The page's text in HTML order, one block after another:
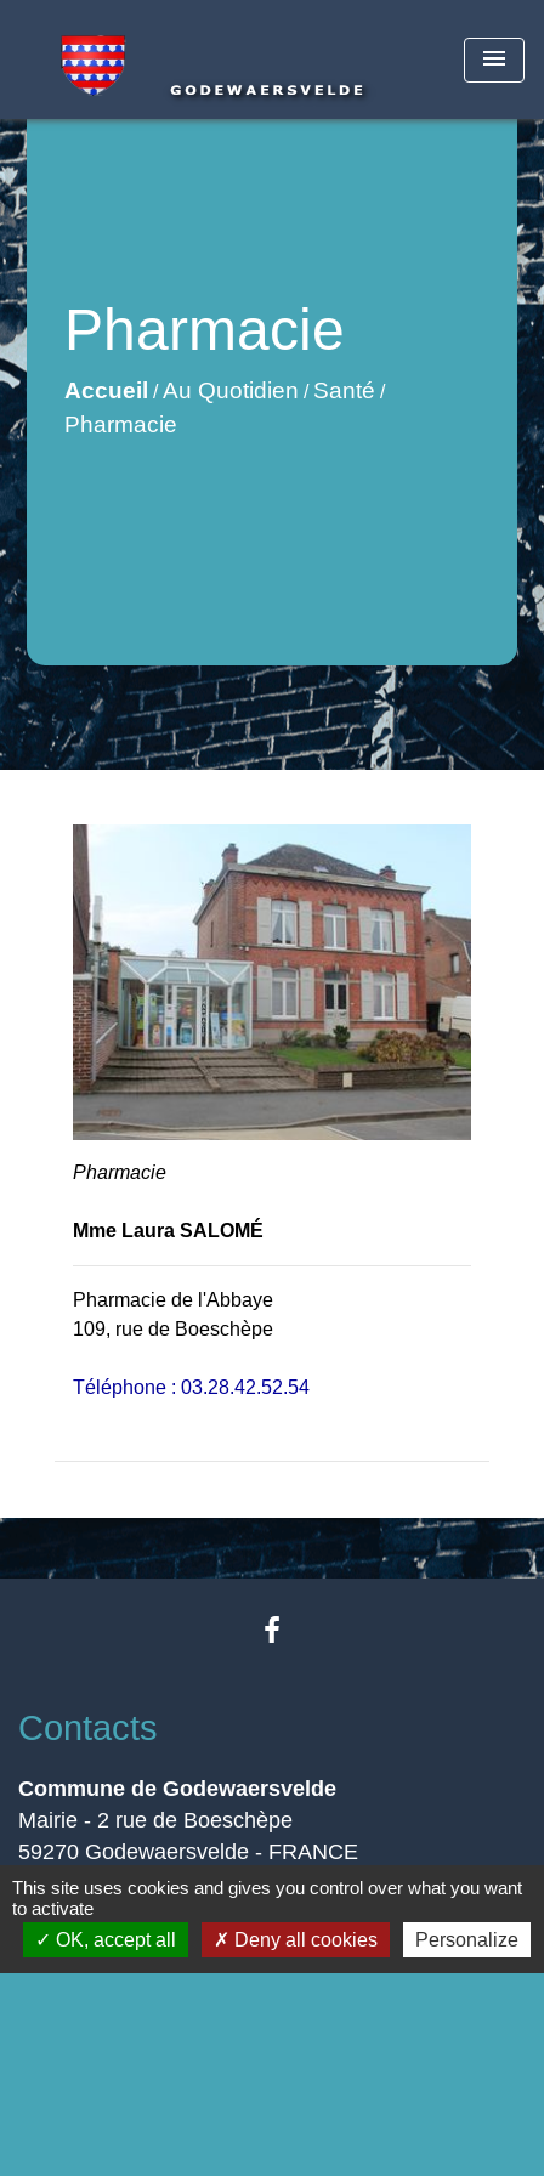
menu
Pharmacie
Accueil /Au Quotidien / Santé /
Pharmacie
Pharmacie
Mme Laura SALOMÉ
Pharmacie de l'Abbaye
109, rue de Boeschèpe
Téléphone : 03.28.42.52.54
Contacts
Commune de Godewaersvelde
Mairie - 2 rue de Boeschèpe
59270 Godewaersvelde - FRANCE
Contact par formulaire
Liens
This site uses cookies and gives you control over what you want
to activate
OK, accept all
Deny all cookies Personalize